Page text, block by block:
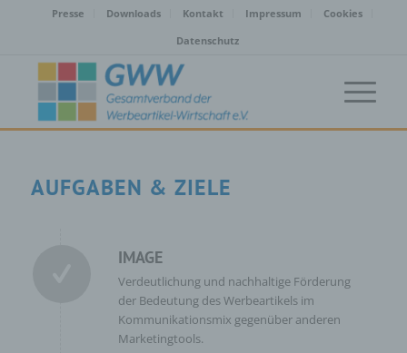
Presse Downloads Kontakt Impressum
Cookies
Datenschutz
AUFGABEN & ZIELE
IMAGE
Verdeutlichung und nachhaltige Förderung
der Bedeutung des Werbeartikels im
Kommunikationsmix gegenüber anderen
Marketingtools.